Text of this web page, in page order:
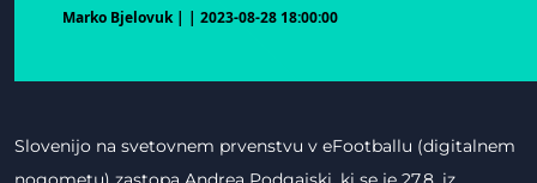
Marko Bjelovuk | | 2023-08-28 18:00:00
Slovenijo na svetovnem prvenstvu v eFootballu (digitalnem